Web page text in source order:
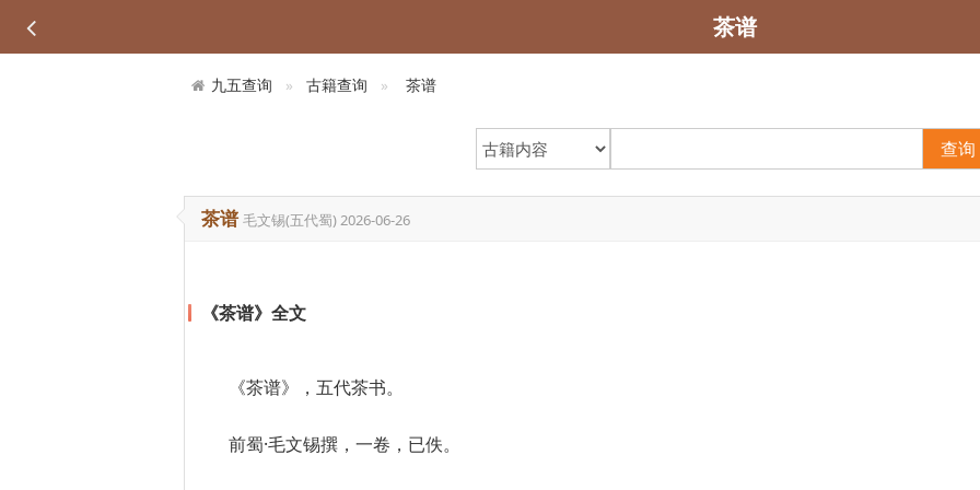
茶谱
九五查询 古籍查询 茶谱
查询
茶谱毛文锡(五代蜀)2026-06-26
《茶谱》全文
《茶谱》，五代茶书。
前蜀·毛文锡撰，一卷，已佚。